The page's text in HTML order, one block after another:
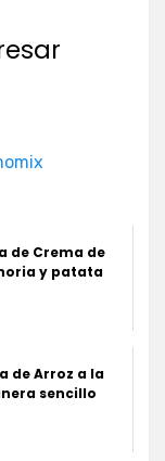
de Crema de
y patata
de Arroz a la
sencillo